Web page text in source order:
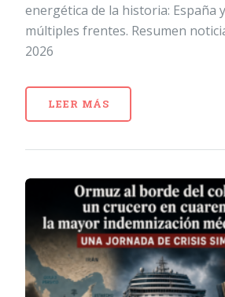
energética de la historia: España
múltiples frentes. Resumen
2026
LEER MÁS